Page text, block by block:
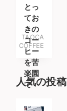
とっ
てお
きの
コー
ヒー
を苦
楽園
で
TAOCA
COFFEE
人気の投稿